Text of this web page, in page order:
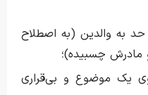
به والدین (به اصطلاح
چسبیده)؛
یک موضوع و بی‌قراری